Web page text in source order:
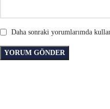
Daha sonraki yorumlarımda